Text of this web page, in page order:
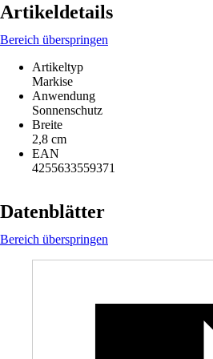
Artikeldetails
Bereich überspringen
Artikeltyp
Markise
Anwendung
Sonnenschutz
Breite
2,8 cm
EAN
4255633559371
Datenblätter
Bereich überspringen